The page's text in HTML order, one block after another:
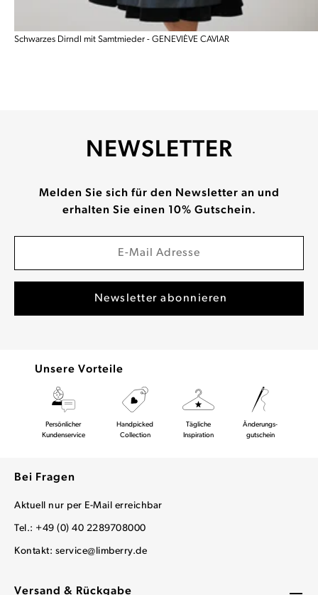
Schwarzes Dirndl mit Samtmieder - GENEVIÈVE CAVIAR
Versand & Rückgabe
NEWSLETTER
Melden Sie sich für den Newsletter an und
erhalten Sie einen 10% Gutschein.
Unsere Vorteile
Persönlicher
Kundenservice
Handpicked
Collection
Tägliche
Inspiration
Änderungs-
gutschein
Bei Fragen
Aktuell nur per E-Mail erreichbar
Tel.: +49 (0) 40 2289708000
Kontakt: service@limberry.de